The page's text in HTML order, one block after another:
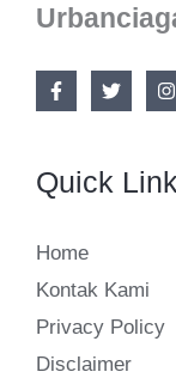
Quick
Home
Kontak Kami
Privacy Policy
Disclaimer